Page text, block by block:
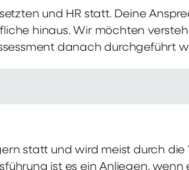
und HR statt. Deine
hinaus. Wir möchten
danach durchgeführt
statt und wird meist durch die
ist es ein Anliegen, wenn